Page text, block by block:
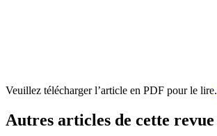
Veuillez télécharger l’article en PDF pour le lire.
Autres articles de cette revue